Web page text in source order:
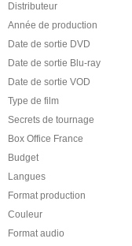
Distributeur
Année de production
Date de sortie DVD
Date de sortie Blu-ray
Date de sortie VOD
Type de film
Secrets de tournage
Box Office France
Budget
Langues
Format production
Couleur
Format audio